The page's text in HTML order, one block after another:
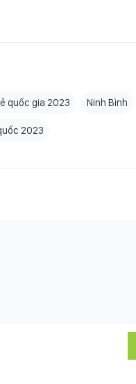
quốc gia 2023 Ninh Bình
2023